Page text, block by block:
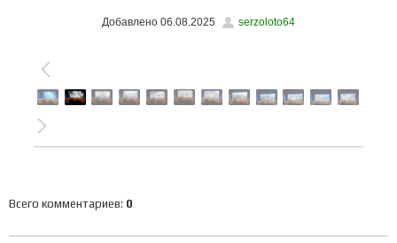
Добавлено 06.08.2025 serzoloto64
Всего комментариев: 0